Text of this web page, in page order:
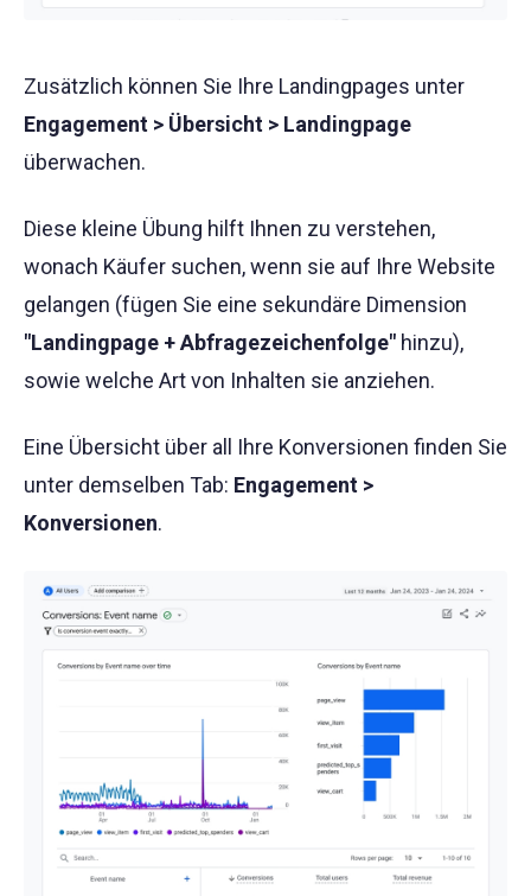
Zusätzlich können Sie Ihre Landingpages unter
Engagement > Übersicht > Landingpage
überwachen.
Diese kleine Übung hilft Ihnen zu verstehen,
wonach Käufer suchen, wenn sie auf Ihre Website
gelangen (fügen Sie eine sekundäre Dimension
"Landingpage + Abfragezeichenfolge" hinzu),
sowie welche Art von Inhalten sie anziehen.
Eine Übersicht über all Ihre Konversionen finden Sie
unter demselben Tab: Engagement >
Konversionen.